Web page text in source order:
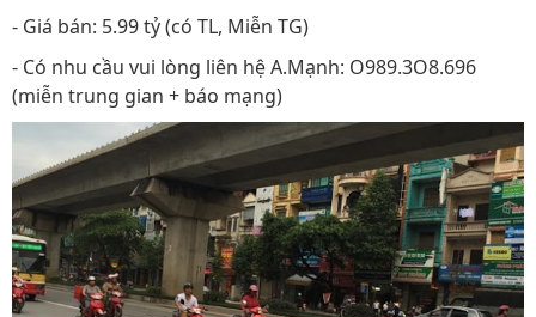
- Giá bán: 5.99 tỷ (có TL, Miễn TG)
- Có nhu cầu vui lòng liên hệ A.Mạnh: O989.3O8.696
(miễn trung gian + báo mạng)